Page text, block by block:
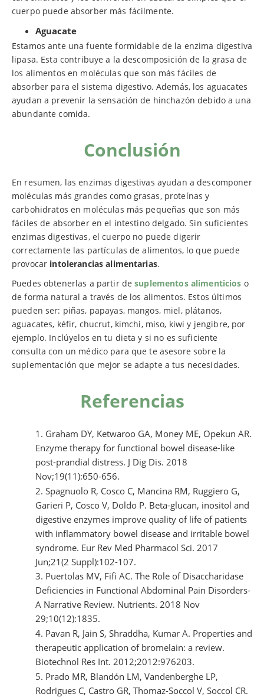
cuerpo puede absorber más fácilmente.
Aguacate
Estamos ante una fuente formidable de la enzima digestiva
lipasa. Esta contribuye a la descomposición de la grasa de
los alimentos en moléculas que son más fáciles de
absorber para el sistema digestivo. Además, los aguacates
ayudan a prevenir la sensación de hinchazón debido a una
abundante comida.
Conclusión
En resumen, las enzimas digestivas ayudan a descomponer
moléculas más grandes como grasas, proteínas y
carbohidratos en moléculas más pequeñas que son más
fáciles de absorber en el intestino delgado. Sin suficientes
enzimas digestivas, el cuerpo no puede digerir
correctamente las partículas de alimentos, lo que puede
provocar intolerancias alimentarias.
Puedes obtenerlas a partir desuplementos alimenticios o
de forma natural a través de los alimentos. Estos últimos
pueden ser: piñas, papayas, mangos, miel, plátanos,
aguacates, kéfir, chucrut, kimchi, miso, kiwi y jengibre, por
ejemplo. Inclúyelos en tu dieta y si no es suficiente
consulta con un médico para que te asesore sobre la
suplementación que mejor se adapte a tus necesidades.
Referencias
Graham DY, Ketwaroo GA, Money ME, Opekun AR.
Enzyme therapy for functional bowel disease-like
post-prandial distress. J Dig Dis. 2018
Nov;19(11):650-656.
Spagnuolo R, Cosco C, Mancina RM, Ruggiero G,
Garieri P, Cosco V, Doldo P. Beta-glucan, inositol and
digestive enzymes improve quality of life of patients
with inflammatory bowel disease and irritable bowel
syndrome. Eur Rev Med Pharmacol Sci. 2017
Jun;21(2 Suppl):102-107.
Puertolas MV, Fifi AC. The Role of Disaccharidase
Deficiencies in Functional Abdominal Pain Disorders-
A Narrative Review. Nutrients. 2018 Nov
29;10(12):1835.
Pavan R, Jain S, Shraddha, Kumar A. Properties and
therapeutic application of bromelain: a review.
Biotechnol Res Int. 2012;2012:976203.
Prado MR, Blandón LM, Vandenberghe LP,
Rodrigues C, Castro GR, Thomaz-Soccol V, Soccol CR.